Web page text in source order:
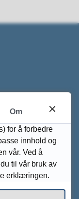
Om
for å forbedre
innhold og
vår. Ved å
til vår bruk av
erklæringen.